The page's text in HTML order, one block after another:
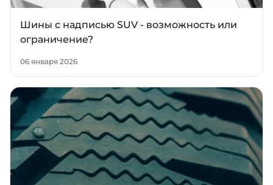
06 января 2026
Шины с надписью SUV - возможность или
ограничение?